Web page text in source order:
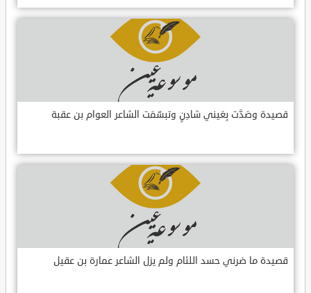
قصيدة وصَدَّت بِعَيني شادِنٍ وتبسّمَت الشاعر العوام بن عقبة
قصيدة ما ضرني حسد اللئام ولم يزل الشاعر عمارة بن عقيل